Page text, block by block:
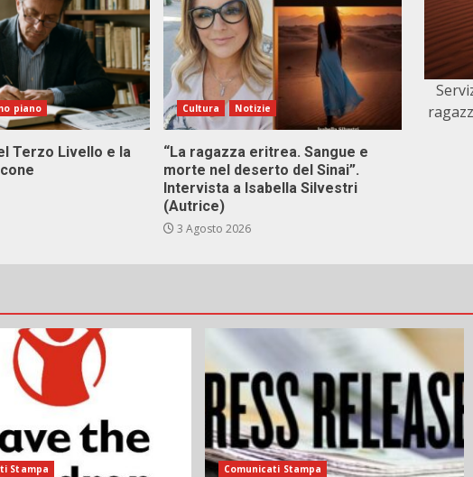
piano
Terzo Livello e la
Cultura Notizie
“La ragazza eritrea. Sangue e
morte nel deserto del Sinai”.
Intervista a Isabella Silvestri
(Autrice)
3 Agosto 2026
Stampa Comunicati Stampa